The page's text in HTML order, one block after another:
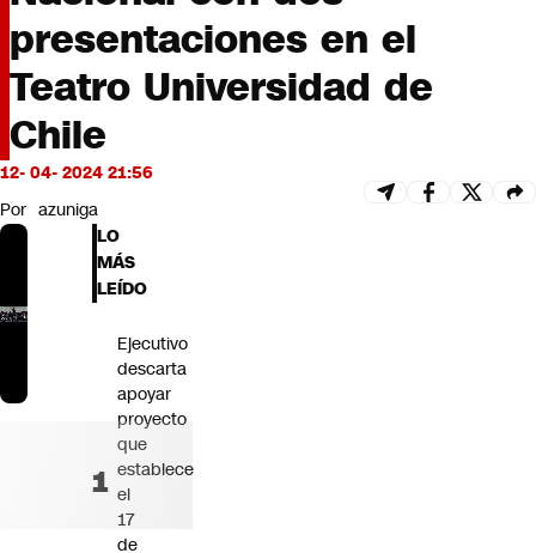
CNN tiempo
Futuro 360
Opinión
presentaciones en el
Teatro Universidad de
Chile
12- 04- 2024 21:56
Por azuniga
LO
MÁS
LEÍDO
Ejecutivo
descarta
apoyar
proyecto
que
establece
el
17
de